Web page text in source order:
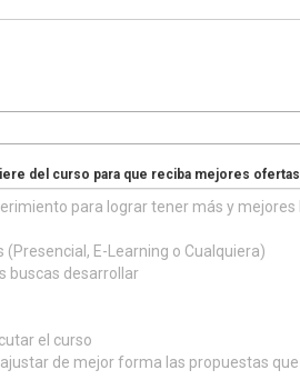
del curso para que reciba mejores ofertas